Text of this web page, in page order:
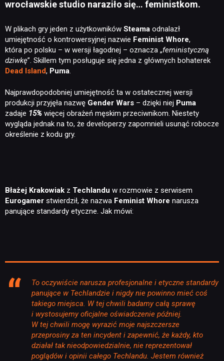
wrocławskie studio naraziło się… feministkom.
W plikach gry jeden z użytkowników Steama odnalazł
umiejętność o kontrowersyjnej nazwie Feminist Whore,
która po polsku – w wersji łagodnej – oznacza „feministyczną
dziwkę”. Skillem tym posługuje się jedna z głównych bohaterek
Dead Island, Puma.
Najprawdopodobniej umiejętność ta w ostatecznej wersji
produkcji przyjęła nazwę Gender Wars – dzięki niej Puma
zadaje 15% więcej obrażeń męskim przeciwnikom. Niestety
wygląda jednak na to, że developerzy zapomnieli usunąć robocze
określenie z kodu gry.
Błażej Krakowiak z Techlandu w rozmowie z serwisem
Eurogamer stwierdził, że nazwa Feminist Whore narusza
panujące standardy etyczne. Jak mówi:
To oczywiście narusza profesjonalne i etyczne standardy
panujące w Techlandzie i nigdy nie powinno mieć coś
takiego miejsca. W tej chwili badamy całą sprawę
i wystosujemy oficjalne oświadczenie później.
W tej chwili mogę wyrazić moje najszczersze
przeprosiny za ten incydent i zapewnić, że każdy, kto
działał tak nieodpowiedzialnie, nie reprezentował
poglądów i opinii całego Techlandu. Jestem również